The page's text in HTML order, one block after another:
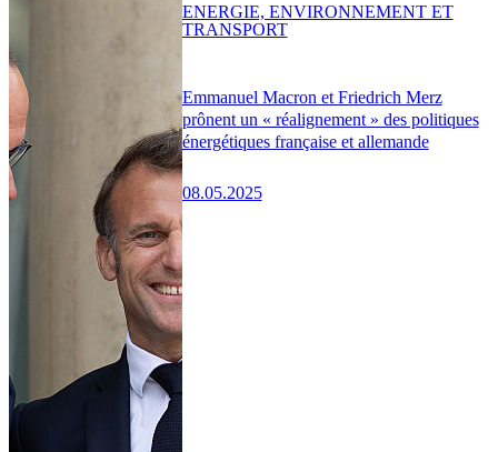
Emmanuel Macron et Friedrich Merz
prônent un « réalignement » des politiques
énergétiques française et allemande
08.05.2025
ENERGIE, ENVIRONNEMENT ET
TRANSPORT